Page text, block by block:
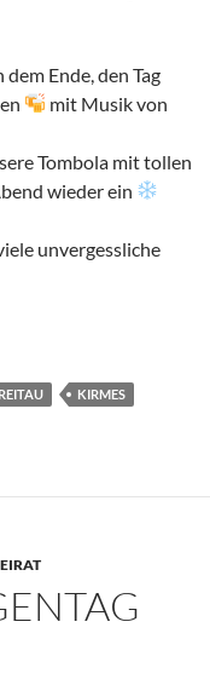
Ende, den Tag
mit Musik von
Tombola mit tollen
wieder ein
unvergessliche
KIRMES